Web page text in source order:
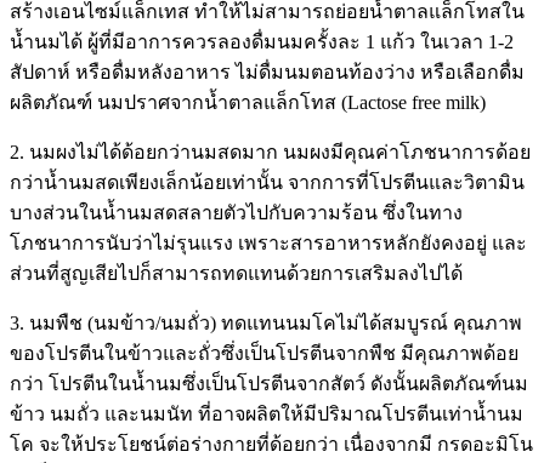
สร้างเอนไซม์แล็กเทส ทำให้ไม่สามารถย่อยน้ำตาลแล็กโทสใน
น้ำนมได้ ผู้ที่มีอาการควรลองดื่มนมครั้งละ 1 แก้ว ในเวลา 1-2
สัปดาห์ หรือดื่มหลังอาหาร ไม่ดื่มนมตอนท้องว่าง หรือเลือกดื่ม
ผลิตภัณฑ์ นมปราศจากน้ำตาลแล็กโทส (Lactose free milk)
2. นมผงไม่ได้ด้อยกว่านมสดมาก นมผงมีคุณค่าโภชนาการด้อย
กว่าน้ำนมสดเพียงเล็กน้อยเท่านั้น จากการที่โปรตีนและวิตามิน
บางส่วนในน้ำนมสดสลายตัวไปกับความร้อน ซึ่งในทาง
โภชนาการนับว่าไม่รุนแรง เพราะสารอาหารหลักยังคงอยู่ และ
ส่วนที่สูญเสียไปก็สามารถทดแทนด้วยการเสริมลงไปได้
3. นมพืช (นมข้าว/นมถั่ว) ทดแทนนมโคไม่ได้สมบูรณ์ คุณภาพ
ของโปรตีนในข้าวและถั่วซึ่งเป็นโปรตีนจากพืช มีคุณภาพด้อย
กว่า โปรตีนในน้ำนมซึ่งเป็นโปรตีนจากสัตว์ ดังนั้นผลิตภัณฑ์นม
ข้าว นมถั่ว และนมนัท ที่อาจผลิตให้มีปริมาณโปรตีนเท่าน้ำนม
โค จะให้ประโยชน์ต่อร่างกายที่ด้อยกว่า เนื่องจากมี กรดอะมิโน